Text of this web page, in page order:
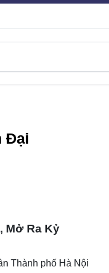
Đại
Mở Ra Kỷ
Thành phố Hà Nội